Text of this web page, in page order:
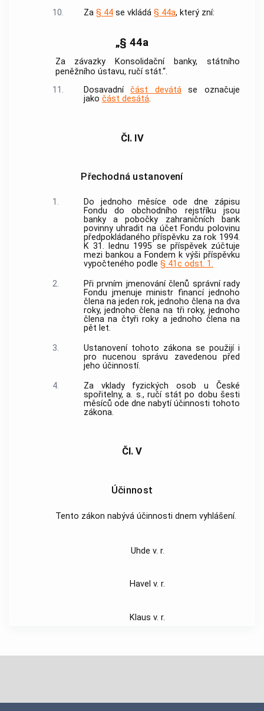
10.
Za § 44se vkládá § 44a, který zní:
„§ 44a
Za závazky Konsolidační banky, státního
peněžního ústavu, ručí stát.“.
11.
Dosavadníčást devátáse označuje
jako část desátá.
Čl. IV
Přechodná ustanovení
1.
Do jednoho měsíce ode dne zápisu
Fondu do obchodního rejstříku jsou
banky a pobočky zahraničních bank
povinny uhradit na účet Fondu polovinu
předpokládaného příspěvku za rok 1994.
K 31. lednu 1995 se příspěvek zúčtuje
mezi bankou a Fondem k výši příspěvku
vypočteného podle § 41c odst. 1.
2.
Při prvním jmenování členů správní rady
Fondu jmenuje ministr financí jednoho
člena na jeden rok, jednoho člena na dva
roky, jednoho člena na tři roky, jednoho
člena na čtyři roky a jednoho člena na
pět let.
3.
Ustanovení tohoto zákona se použijí i
pro nucenou správu zavedenou před
jeho účinností.
4.
Za vklady fyzických osob u České
spořitelny, a. s., ručí stát po dobu šesti
měsíců ode dne nabytí účinnosti tohoto
zákona.
Čl. V
Účinnost
Tento zákon nabývá účinnosti dnem vyhlášení.
Uhde v. r.
Havel v. r.
Klaus v. r.